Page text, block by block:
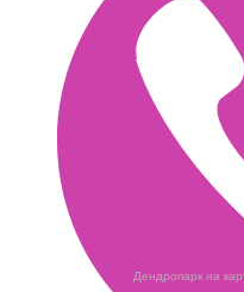
Дендропарк на